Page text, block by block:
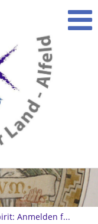
Anmelden f...